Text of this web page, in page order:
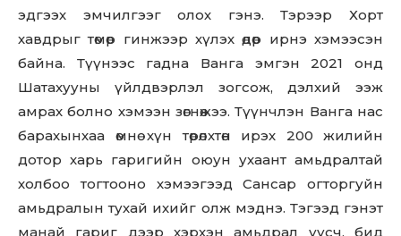
Don't miss
out!
Sing up for our newsletter
эдгээх эмчилгээг олох гэнэ. Тэрээр Хорт
хавдрыг төмөр гинжээр хүлэх өдөр ирнэ хэмээсэн
байна. Түүнээс гадна Ванга эмгэн 2021 онд
Шатахууны үйлдвэрлэл зогсож, дэлхий ээж
амрах болно хэмээн зөгнөжээ. Түүнчлэн Ванга нас
барахынхаа өмнө хүн төрөлхтөн ирэх 200 жилийн
дотор харь гаригийн оюун ухаант амьдралтай
холбоо тогтооно хэмээгээд Сансар огторгуйн
амьдралын тухай ихийг олж мэднэ. Тэгээд гэнэт
манай гариг дээр хэрхэн амьдрал үүсч, бид